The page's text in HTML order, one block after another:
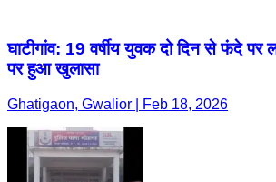
घाटीगांव: 19 वर्षीय युवक दो दिन से फंदे
पर हुआ खुलासा
Ghatigaon, Gwalior | Feb 18, 2026